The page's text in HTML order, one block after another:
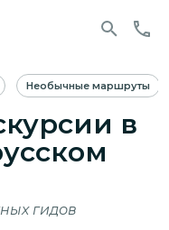
Необычные маршруты
в
гидов